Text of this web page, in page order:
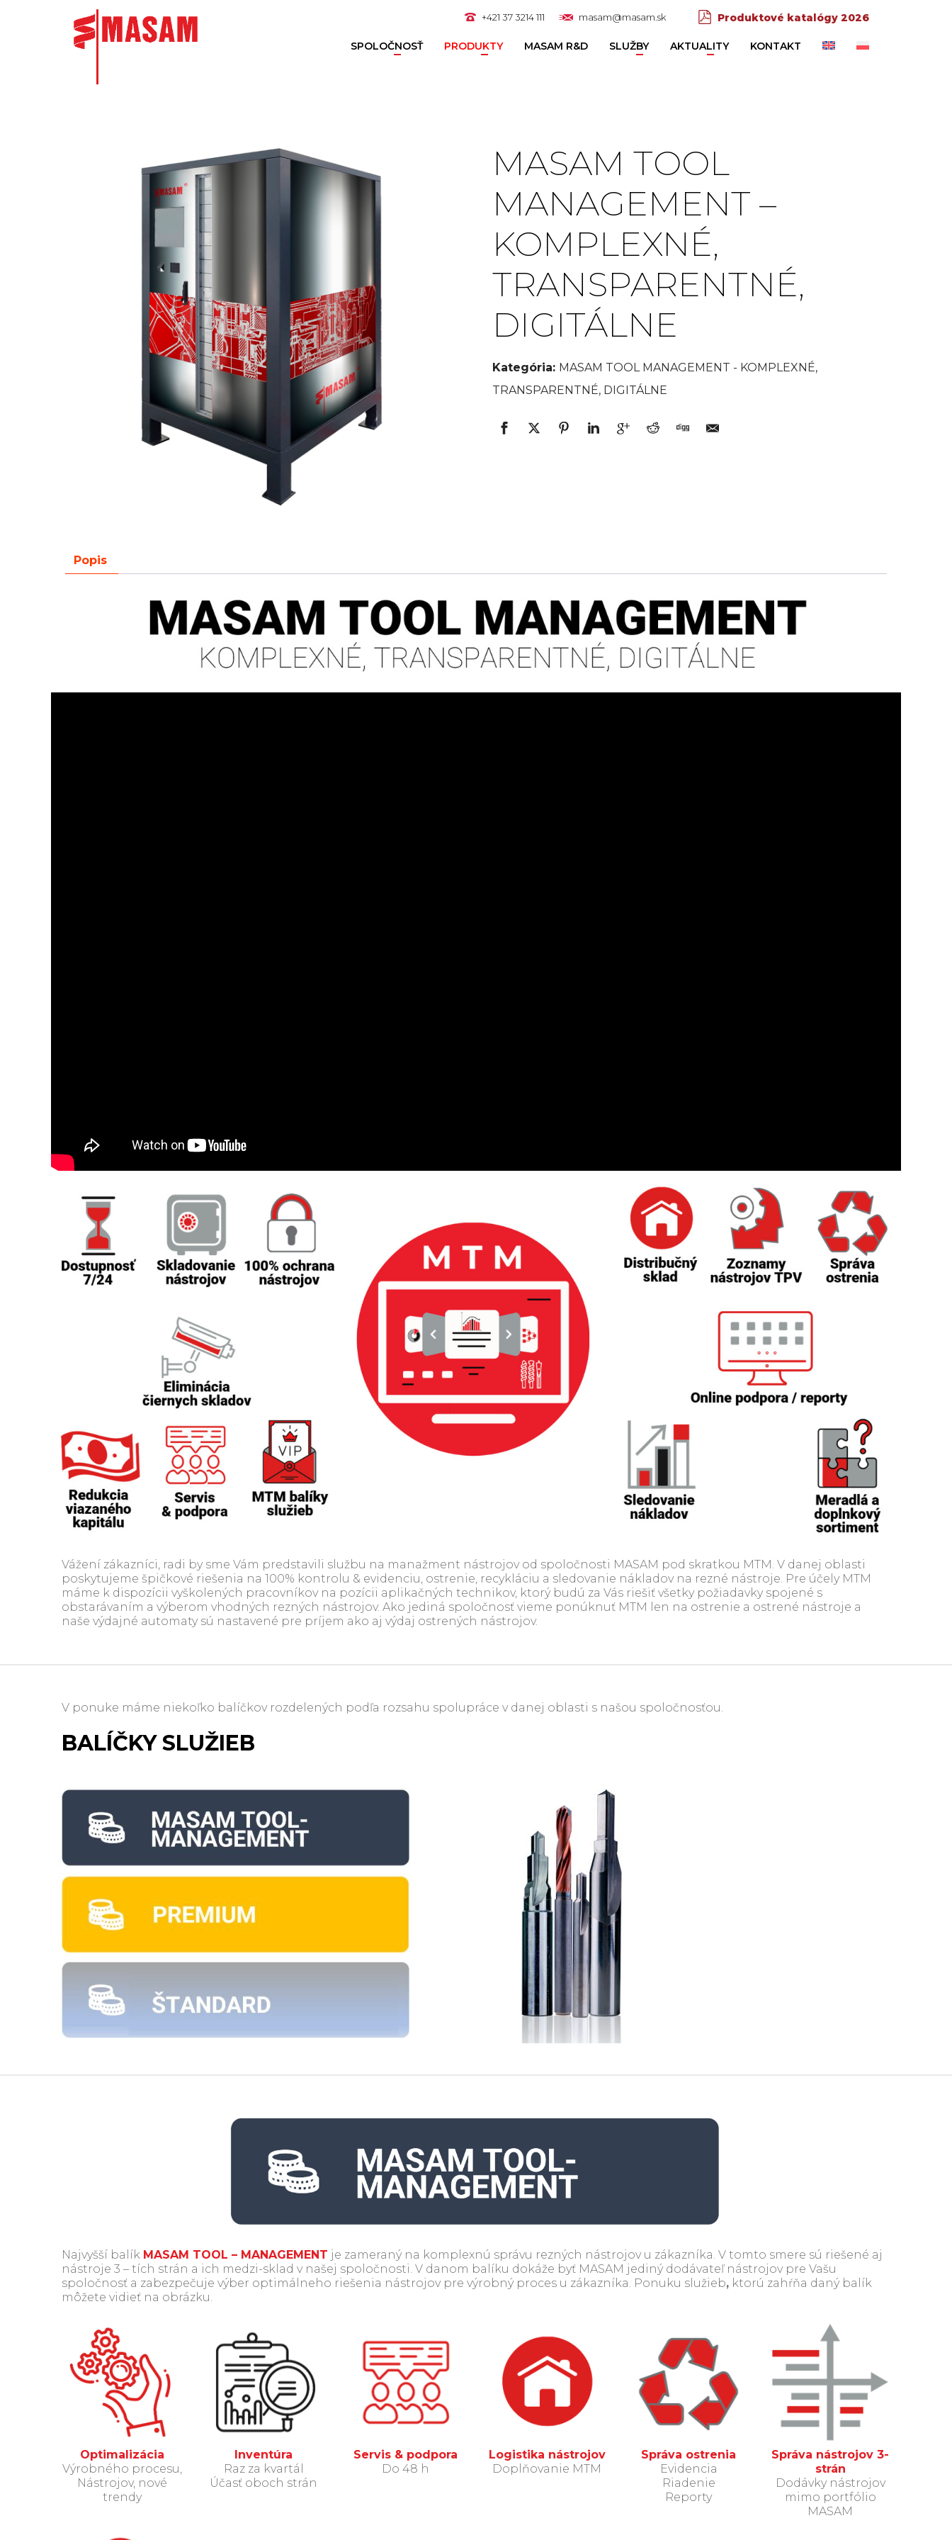
+421 37 3214 111 masam@masam.sk Produktové katalógy 2026
SPOLOČNOSŤ PRODUKTY MASAM R&D SLUŽBY AKTUALITY KONTAKT
MASAM TOOL
MANAGEMENT –
KOMPLEXNÉ,
TRANSPARENTNÉ,
DIGITÁLNE
Kategória: MASAM TOOL MANAGEMENT - KOMPLEXNÉ,
TRANSPARENTNÉ, DIGITÁLNE
Popis
Vážení zákazníci, radi by sme Vám predstavili službu na manažment nástrojov od spoločnosti MASAM pod skratkou MTM. V danej oblasti
poskytujeme špičkové riešenia na 100% kontrolu & evidenciu, ostrenie, recykláciu a sledovanie nákladov na rezné nástroje. Pre účely MTM
máme k dispozícii vyškolených pracovníkov na pozícii aplikačných technikov, ktorý budú za Vás riešiť všetky požiadavky spojené s
obstarávaním a výberom vhodných rezných nástrojov. Ako jediná spoločnosť vieme ponúknuť MTM len na ostrenie a ostrené nástroje a
naše výdajné automaty sú nastavené pre príjem ako aj výdaj ostrených nástrojov.
V ponuke máme niekoľko balíčkov rozdelených podľa rozsahu spolupráce v danej oblasti s našou spoločnosťou.
BALÍČKY SLUŽIEB
Najvyšší balík MASAM TOOL – MANAGEMENT je zameraný na komplexnú správu rezných nástrojov u zákazníka. V tomto smere sú riešené aj
nástroje 3 – tích strán a ich medzi-sklad v našej spoločnosti. V danom balíku dokáže byť MASAM jediný dodávateľ nástrojov pre Vašu
spoločnosť a zabezpečuje výber optimálneho riešenia nástrojov pre výrobný proces u zákazníka. Ponuku služieb, ktorú zahŕňa daný balík
môžete vidieť na obrázku.
Optimalizácia
Výrobného procesu,
Nástrojov, nové
trendy
Inventúra
Raz za kvartál
Účasť oboch strán
Servis & podpora
Do 48 h
Logistika nástrojov
Doplňovanie MTM
Správa ostrenia
Evidencia
Riadenie
Reporty
Správa nástrojov 3-
strán
Dodávky nástrojov
mimo portfólio
MASAM